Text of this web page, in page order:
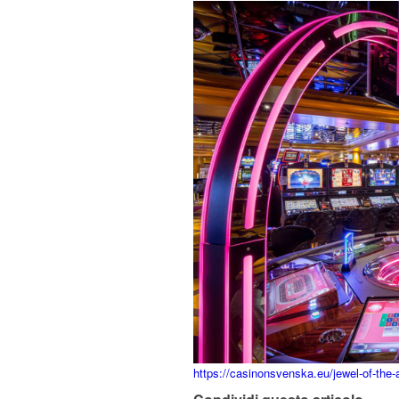
https://casinonsvenska.eu/jewel-of-the-